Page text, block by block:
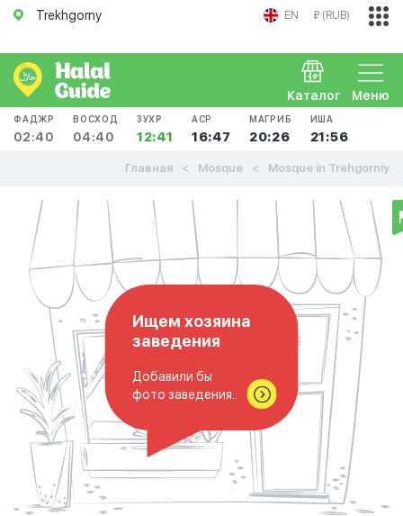
Trekhgorny EN ₽ (RUB)
Меню
Каталог
ФАДЖР
02:40
ВОСХОД
04:40
ЗУХР
12:41
АСР
16:47
МАГРИБ
20:26
ИША
21:56
Главная Mosque Mosque in Trehgorniy
Ищем хозяина
заведения
Добавили бы
фото заведения..